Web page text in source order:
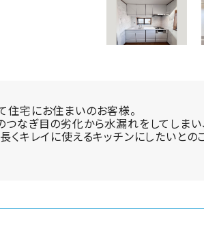
住宅にお住まいのお客様。
なぎ目の劣化から水漏れをしてしまい
くキレイに使えるキッチンにしたいと